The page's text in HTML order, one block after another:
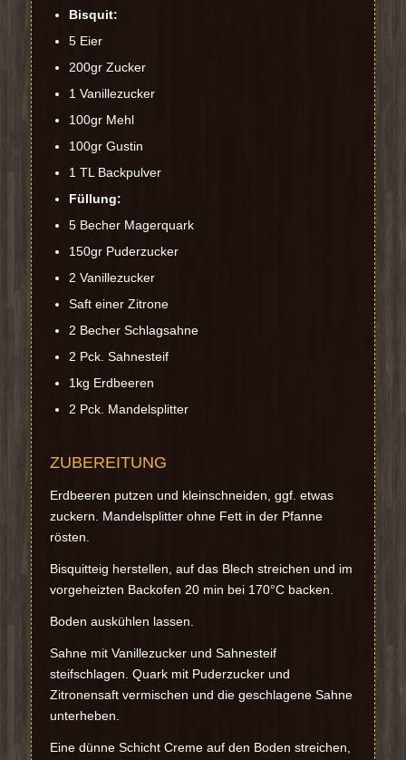
Bisquit:
5 Eier
200gr Zucker
1 Vanillezucker
100gr Mehl
100gr Gustin
1 TL Backpulver
Füllung:
5 Becher Magerquark
150gr Puderzucker
2 Vanillezucker
Saft einer Zitrone
2 Becher Schlagsahne
2 Pck. Sahnesteif
1kg Erdbeeren
2 Pck. Mandelsplitter
ZUBEREITUNG
Erdbeeren putzen und kleinschneiden, ggf. etwas
zuckern. Mandelsplitter ohne Fett in der Pfanne
rösten.
Bisquitteig herstellen, auf das Blech streichen und im
vorgeheizten Backofen 20 min bei 170°C backen.
Boden auskühlen lassen.
Sahne mit Vanillezucker und Sahnesteif
steifschlagen. Quark mit Puderzucker und
Zitronensaft vermischen und die geschlagene Sahne
unterheben.
Eine dünne Schicht Creme auf den Boden streichen,